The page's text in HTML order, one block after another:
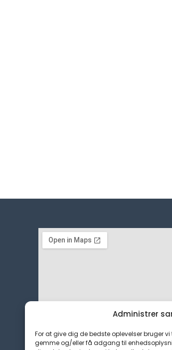
Administrer
For at give dig de bedste oplevelser bruger
gemme og/eller få adgang til